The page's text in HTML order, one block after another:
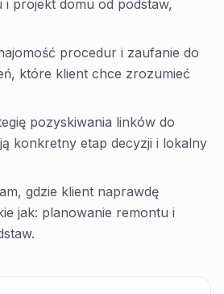
i projekt domu od podstaw,
procedur i zaufanie do
które klient chce zrozumieć
pozyskiwania linków do
konkretny etap decyzji i lokalny
gdzie klient naprawdę
jak: planowanie remontu i